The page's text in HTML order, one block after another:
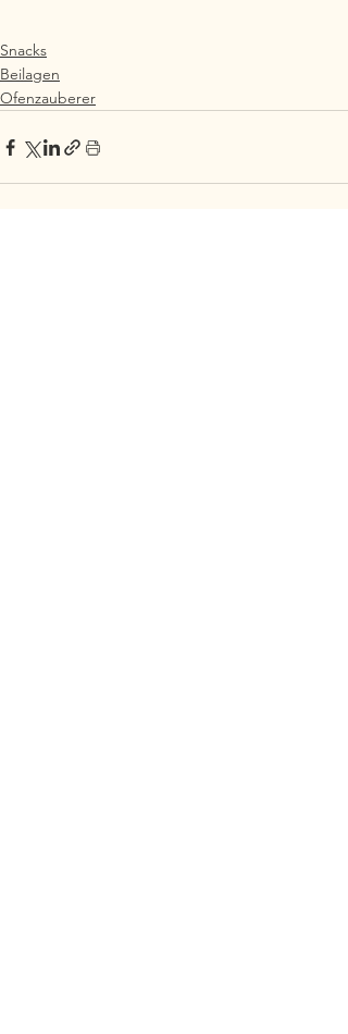
Snacks
Beilagen
Ofenzauberer